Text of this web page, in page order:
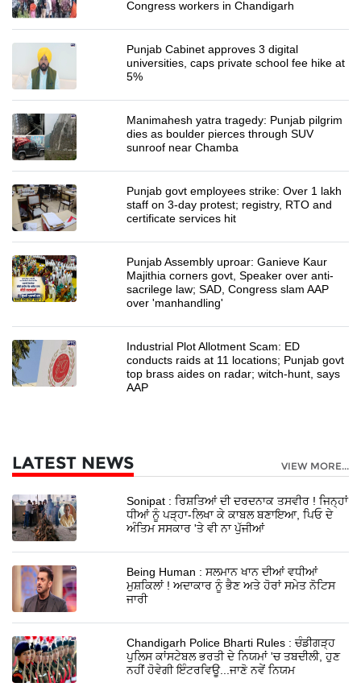
Congress workers in Chandigarh
Punjab Cabinet approves 3 digital
universities, caps private school fee hike at
5%
Manimahesh yatra tragedy: Punjab pilgrim
dies as boulder pierces through SUV
sunroof near Chamba
Punjab govt employees strike: Over 1 lakh
staff on 3-day protest; registry, RTO and
certificate services hit
Punjab Assembly uproar: Ganieve Kaur
Majithia corners govt, Speaker over anti-
sacrilege law; SAD, Congress slam AAP
over 'manhandling'
Industrial Plot Allotment Scam: ED
conducts raids at 11 locations; Punjab govt
top brass aides on radar; witch-hunt, says
AAP
LATEST NEWS VIEW MORE...
Sonipat : ਰਿਸ਼ਤਿਆਂ ਦੀ ਦਰਦਨਾਕ ਤਸਵੀਰ ! ਜਿਨ੍ਹਾਂ
ਧੀਆਂ ਨੂੰ ਪੜ੍ਹਾ-ਲਿਖਾ ਕੇ ਕਾਬਲ ਬਣਾਇਆ, ਪਿਓ ਦੇ
ਅੰਤਿਮ ਸਸਕਾਰ 'ਤੇ ਵੀ ਨਾ ਪੁੱਜੀਆਂ
Being Human : ਸਲਮਾਨ ਖਾਨ ਦੀਆਂ ਵਧੀਆਂ
ਮੁਸ਼ਕਿਲਾਂ ! ਅਦਾਕਾਰ ਨੂੰ ਭੈਣ ਅਤੇ ਹੋਰਾਂ ਸਮੇਤ ਨੋਟਿਸ
ਜਾਰੀ
Chandigarh Police Bharti Rules : ਚੰਡੀਗੜ੍ਹ
ਪੁਲਿਸ ਕਾਂਸਟੇਬਲ ਭਰਤੀ ਦੇ ਨਿਯਮਾਂ 'ਚ ਤਬਦੀਲੀ, ਹੁਣ
ਨਹੀਂ ਹੋਵੇਗੀ ਇੰਟਰਵਿਊ...ਜਾਣੋ ਨਵੇਂ ਨਿਯਮ